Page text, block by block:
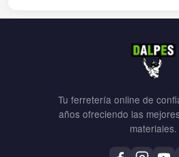
Tu ferretería online de
años ofreciendo las
materiales.